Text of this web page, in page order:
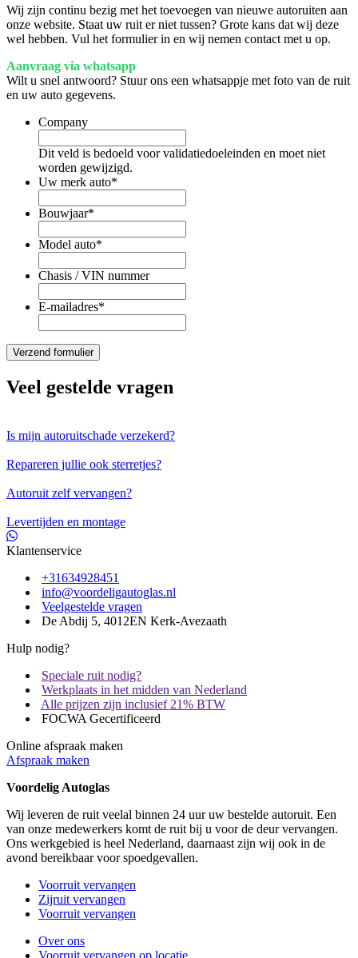
Wij zijn continu bezig met het toevoegen van nieuwe autoruiten aan
onze website. Staat uw ruit er niet tussen? Grote kans dat wij deze
wel hebben. Vul het formulier in en wij nemen contact met u op.
Aanvraag via whatsapp
Wilt u snel antwoord? Stuur ons een whatsappje met foto van de ruit
en uw auto gegevens.
Company
Dit veld is bedoeld voor validatiedoeleinden en moet niet
worden gewijzigd.
Uw merk auto*
Bouwjaar*
Model auto*
Chasis / VIN nummer
E-mailadres*
Veel gestelde vragen
Is mijn autoruitschade verzekerd?
Repareren jullie ook sterretjes?
Autoruit zelf vervangen?
Levertijden en montage
Klantenservice
+31634928451
info@voordeligautoglas.nl
Veelgestelde vragen
De Abdij 5, 4012EN Kerk-Avezaath
Hulp nodig?
Speciale ruit nodig?
Werkplaats in het midden van Nederland
Alle prijzen zijn inclusief 21% BTW
FOCWA Gecertificeerd
Online afspraak maken
Afspraak maken
Voordelig Autoglas
Wij leveren de ruit veelal binnen 24 uur uw bestelde autoruit. Een
van onze medewerkers komt de ruit bij u voor de deur vervangen.
Ons werkgebied is heel Nederland, daarnaast zijn wij ook in de
avond bereikbaar voor spoedgevallen.
Voorruit vervangen
Zijruit vervangen
Voorruit vervangen
Over ons